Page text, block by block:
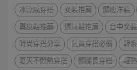
冰涼感穿搭
女裝推薦 顯瘦洋裝
真皮鞋推薦
透氣鞋推薦 台中女
時尚穿搭分享
氣質穿搭必備
韓
夏天不悶熱穿搭
顯腿長穿搭
輕